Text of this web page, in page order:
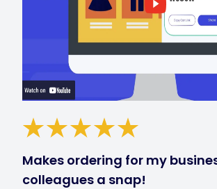
Makes ordering for my
colleagues a snap!